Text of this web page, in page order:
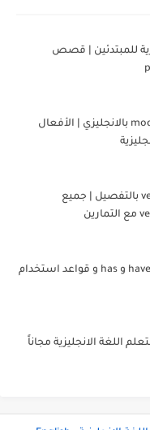
للمبتدئين | قصص
شرح قاعدة modal verbs بالانجليزي | الأفعال
شرح قاعدة verb to be بالتفصيل | جميع
تعرف على الفرق بين have و has و قواعد استخدام
اللغة الانجليزية مجاناً